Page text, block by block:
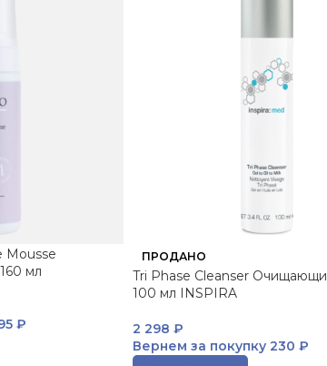
Mousse
мл
₽
ПРОДАНО
Tri Phase Cleanser
100 мл INSPIRA
2 298 ₽
Вернем за покупку230 ₽